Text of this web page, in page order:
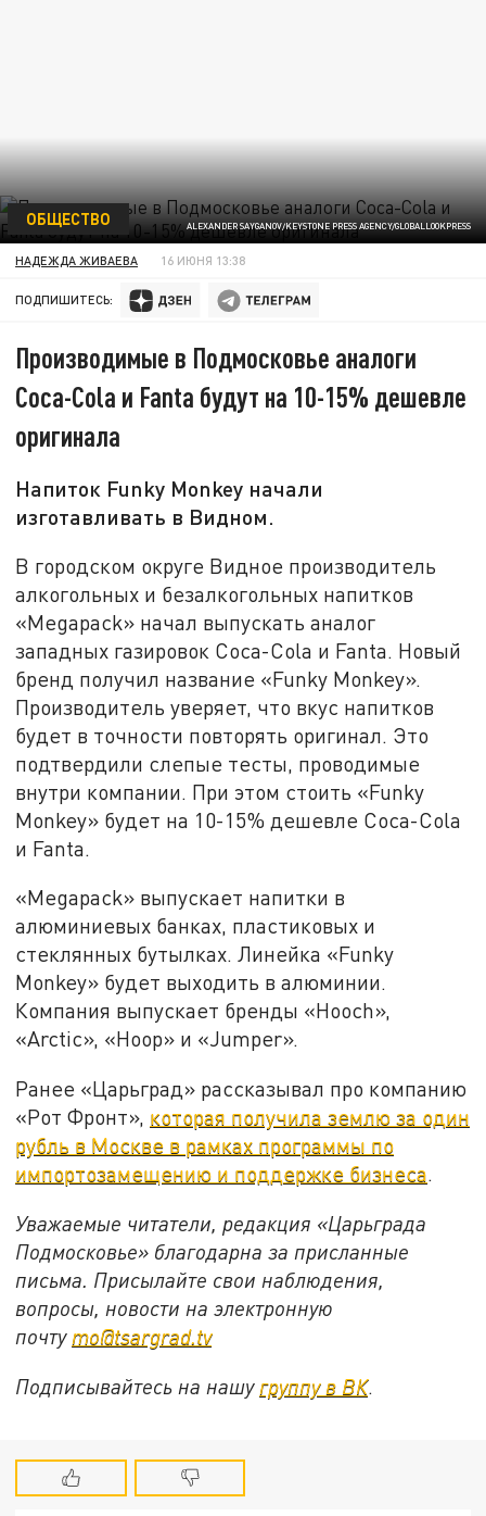
ALEXANDER SAYGANOV/KEYSTONE PRESS AGENCY/GLOBALLOOKPRESS
ОБЩЕСТВО
НАДЕЖДА ЖИВАЕВА 16 ИЮНЯ 13:38
ПОДПИШИТЕСЬ:
Производимые в Подмосковье аналоги
Coca-Cola и Fanta будут на 10-15% дешевле
оригинала
Напиток Funky Monkey начали
изготавливать в Видном.
В городском округе Видное производитель
алкогольных и безалкогольных напитков
«Megapack» начал выпускать аналог
западных газировок Coca-Cola и Fanta. Новый
бренд получил название «Funky Monkey».
Производитель уверяет, что вкус напитков
будет в точности повторять оригинал. Это
подтвердили слепые тесты, проводимые
внутри компании. При этом стоить «Funky
Monkey» будет на 10-15% дешевле Coca-Cola
и Fanta.
«Megapack» выпускает напитки в
алюминиевых банках, пластиковых и
стеклянных бутылках. Линейка «Funky
Monkey» будет выходить в алюминии.
Компания выпускает бренды «Hooch»,
«Arctic», «Hoop» и «Jumper».
Ранее «Царьград» рассказывал про компанию
«Рот Фронт», которая получила землю за один
рубль в Москве в рамках программы по
импортозамещению и поддержке бизнеса.
Уважаемые читатели, редакция «Царьграда
Подмосковье» благодарна за присланные
письма. Присылайте свои наблюдения,
вопросы, новости на электронную
почту mo@tsargrad.tv
Подписывайтесь на нашу группу в ВК.